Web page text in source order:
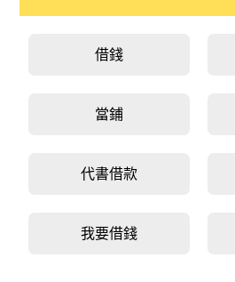
借錢
當鋪
代書借款
我要借錢